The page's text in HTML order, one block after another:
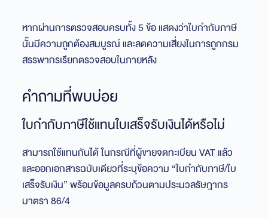
หากผ่านการตรวจสอบครบทั้ง 5 ข้อ แสดงว่าใบกำกับภาษี
นั้นมีความถูกต้องสมบูรณ์ และลดความเสี่ยงในการถูกกรม
สรรพากรเรียกตรวจสอบในภายหลัง
คำถามที่พบบ่อย
ใบกำกับภาษีใช้แทนใบเสร็จรับเงินได้หรือไม่
สามารถใช้แทนกันได้ ในกรณีที่ผู้ขายจดทะเบียน VAT แล้ว
และออกเอกสารฉบับเดียวที่ระบุข้อความ “ใบกำกับภาษี/ใบ
เสร็จรับเงิน” พร้อมข้อมูลครบถ้วนตามประมวลรัษฎากร
มาตรา 86/4